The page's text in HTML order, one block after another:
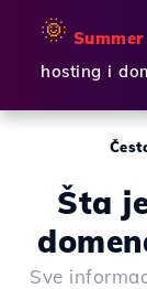
🌞
hosting i
Šta
Sve